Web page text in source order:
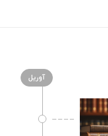
آوریل